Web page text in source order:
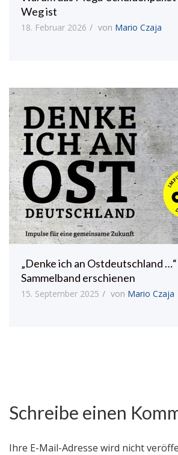
Weg ist
18. Februar 2026 von Mario Czaja
„Denke ich an Ostdeutschland
Sammelband erschienen
15. September 2025 von Mario Czaja
Schreibe einen
Ihre E-Mail-Adresse wird nicht